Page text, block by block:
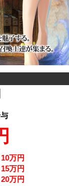
10万円
15万円
20万円